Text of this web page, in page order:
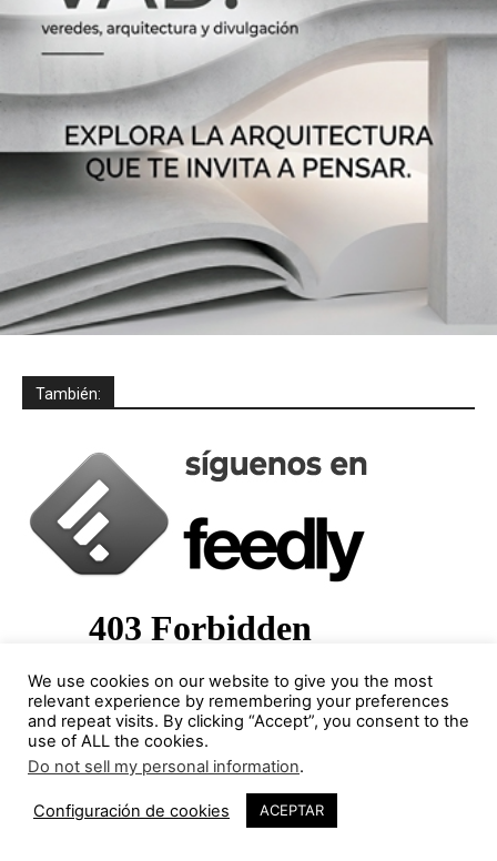
También:
Columnistas destacados
We use cookies on our website to give you the most
relevant experience by remembering your preferences
and repeat visits. By clicking “Accept”, you consent to the
use of ALL the cookies.
Do not sell my personal information.
Configuración de cookies ACEPTAR